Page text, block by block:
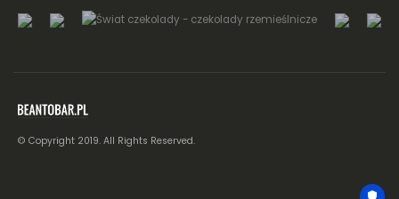
© Copyright 2019. All Rights Reserved.